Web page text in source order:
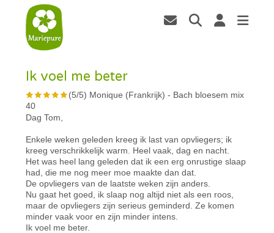
Ik voel me beter
(5/5) Monique (Frankrijk) - Bach bloesem mix
40
Dag Tom,
Enkele weken geleden kreeg ik last van opvliegers; ik
kreeg verschrikkelijk warm. Heel vaak, dag en nacht.
Het was heel lang geleden dat ik een erg onrustige slaap
had, die me nog meer moe maakte dan dat.
De opvliegers van de laatste weken zijn anders.
Nu gaat het goed, ik slaap nog altijd niet als een roos,
maar de opvliegers zijn serieus geminderd. Ze komen
minder vaak voor en zijn minder intens.
Ik voel me beter.